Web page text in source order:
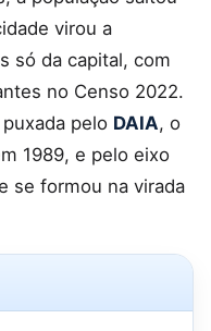
virou a
só da capital, com
no Censo 2022.
pelo DAIA, o
1989, e pelo eixo
se formou na virada